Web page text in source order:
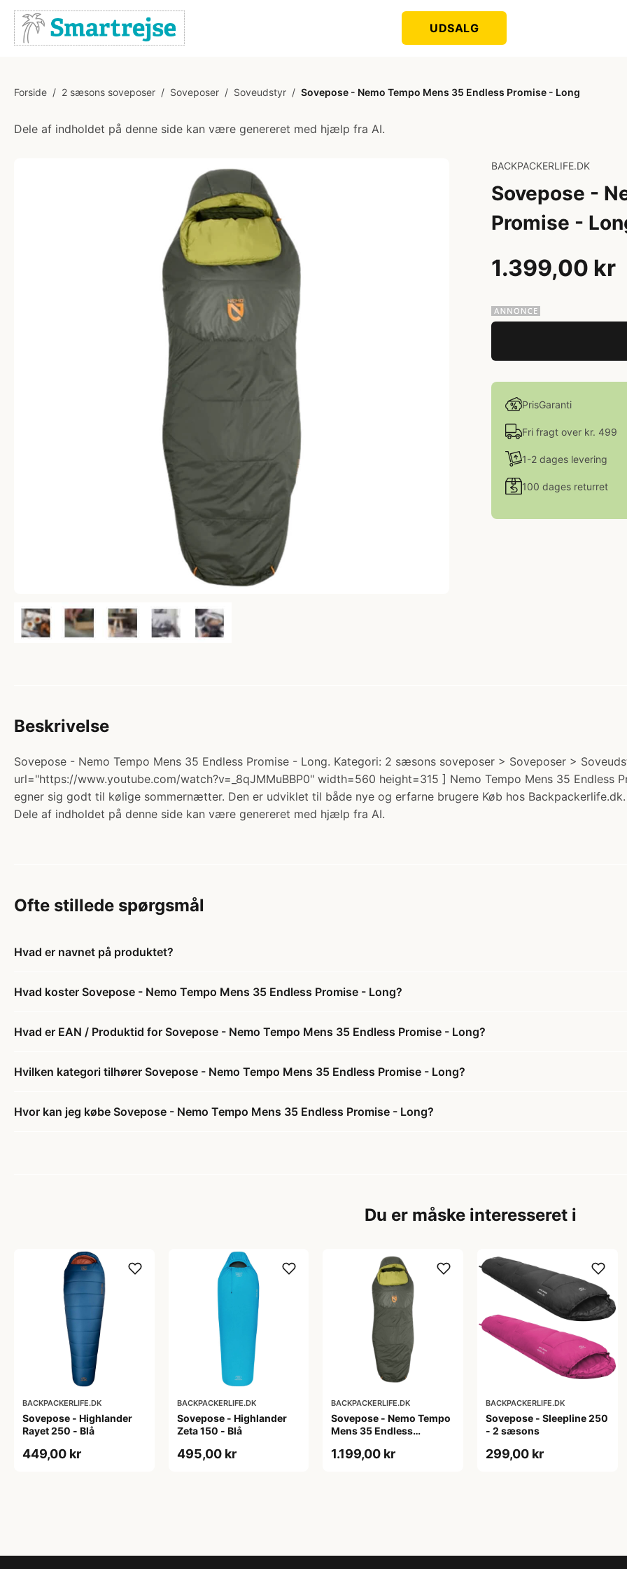
UDSALG
Forside / 2 sæsons soveposer / Soveposer / Soveudstyr / Sovepose - Nemo Tempo Mens 35 Endless Promise - Long
Dele af indholdet på denne side kan være genereret med hjælp fra AI.
BACKPACKERLIFE.DK
Sovepose -
Promise -
1.399,00 kr
PrisGaranti
Fri fragt over kr. 499
1-2 dages levering
100 dages returret
Beskrivelse
Sovepose - Nemo Tempo Mens 35 Endless Promise - Long. Kategori: 2 sæsons soveposer > Soveposer >
url="https://www.youtube.com/watch?v=_8qJMMuBBP0" width=560 height=315 ] Nemo Tempo Mens 35 Endless
egner sig godt til kølige sommernætter. Den er udviklet til både nye og erfarne brugere Køb hos Backpackerlife.dk.
Dele af indholdet på denne side kan være genereret med hjælp fra AI.
Ofte stillede spørgsmål
Hvad er navnet på produktet?
Hvad koster Sovepose - Nemo Tempo Mens 35 Endless Promise - Long?
Hvad er EAN / Produktid for Sovepose - Nemo Tempo Mens 35 Endless Promise - Long?
Hvilken kategori tilhører Sovepose - Nemo Tempo Mens 35 Endless Promise - Long?
Hvor kan jeg købe Sovepose - Nemo Tempo Mens 35 Endless Promise - Long?
Du er måske interesseret i
BACKPACKERLIFE.DK
Sovepose - Highlander
Rayet 250 - Blå
449,00 kr
BACKPACKERLIFE.DK
Sovepose - Highlander
Zeta 150 - Blå
495,00 kr
BACKPACKERLIFE.DK
Sovepose - Nemo Tempo
Mens 35 Endless
1.199,00 kr
BACKPACKERLIFE.DK
Sovepose - Sleepline 250
- 2 sæsons
299,00 kr